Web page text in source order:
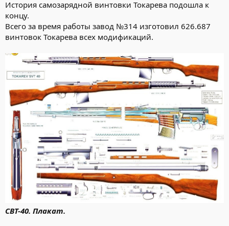
История самозарядной винтовки Токарева подошла к
концу.
Всего за время работы завод №314 изготовил 626.687
винтовок Токарева всех модификаций.
СВТ-40. Плакат.